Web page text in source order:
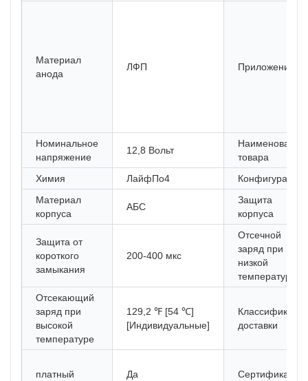
Материал
анода
ЛФП Приложение
Номинальное
напряжение
12,8 Вольт
Наименование
товара
Химия
ЛайфПо4
Конфигурация
Материал
корпуса
АБС
Защита
корпуса
Защита от
короткого
замыкания
200-400 мкс
Отсечной
заряд при
низкой
температуре
Отсекающий
заряд при
высокой
температуре
129,2 ℉ [54 ℃]
[Индивидуальные]
доставки
платный Да Сертификация